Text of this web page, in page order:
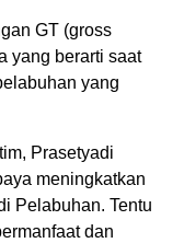
GT (gross
yang berarti saat
yang
Prasetyadi
meningkatkan
Pelabuhan. Tentu
dan